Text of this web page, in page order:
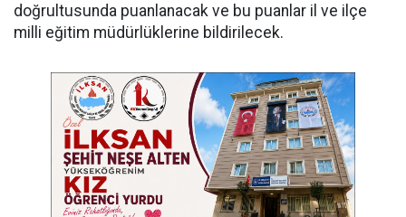
doğrultusunda puanlanacak ve bu puanlar il ve ilçe
milli eğitim müdürlüklerine bildirilecek.